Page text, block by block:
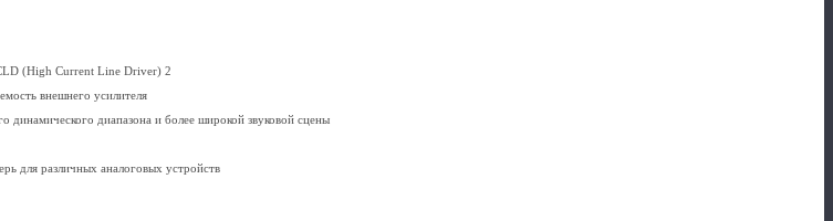
(High Current Line Driver) 2
внешнего усилителя
диапазона и более широкой звуковой сцены
для различных аналоговых устройств